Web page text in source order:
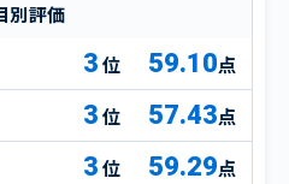
別評価
3 59.10点
3 57.43点
3 59.29点